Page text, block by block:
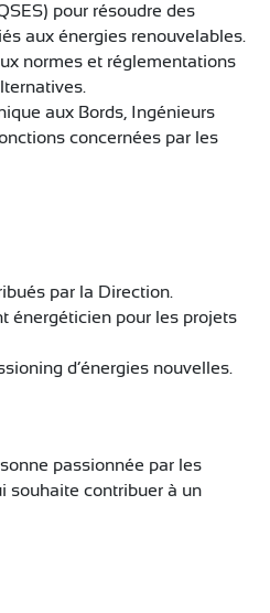
pour résoudre des
aux énergies renouvelables.
normes et réglementations
aux Bords, Ingénieurs
concernées par les
par la Direction.
énergéticien pour les projets
d’énergies nouvelles.
passionnée par les
souhaite contribuer à un